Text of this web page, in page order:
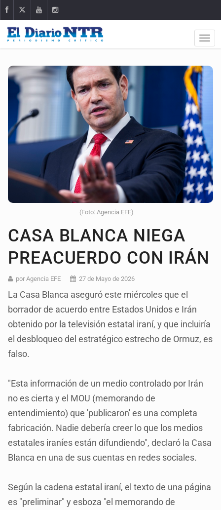
(Foto: Agencia EFE)
CASA BLANCA NIEGA
PREACUERDO CON IRÁN
por Agencia EFE 27 de Mayo de 2026
La Casa Blanca aseguró este miércoles que el
borrador de acuerdo entre Estados Unidos e Irán
obtenido por la televisión estatal iraní, y que incluiría
el desbloqueo del estratégico estrecho de Ormuz, es
falso.
"Esta información de un medio controlado por Irán
no es cierta y el MOU (memorando de
entendimiento) que 'publicaron' es una completa
fabricación. Nadie debería creer lo que los medios
estatales iraníes están difundiendo", declaró la Casa
Blanca en una de sus cuentas en redes sociales.
Según la cadena estatal iraní, el texto de una página
es "preliminar" y esboza "el memorando de